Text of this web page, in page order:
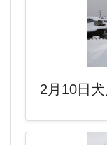
2月10日